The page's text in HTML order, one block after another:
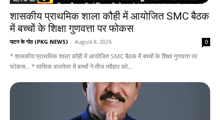
शासकीय प्राथमिक शाला कौही में आयोजित SMC बैठक
में बच्चों के शिक्षा गुणवत्ता पर फोकस
पाटन के गोठ (PKG NEWS) - August 8, 2026 0
* शासकीय प्राथमिक शाला कौही में आयोजित SMC बैठक में बच्चों के शिक्षा गुणवत्ता पर
फोकस... * मासिक वालपेपर में बच्चों ने तीज त्यौहार को...